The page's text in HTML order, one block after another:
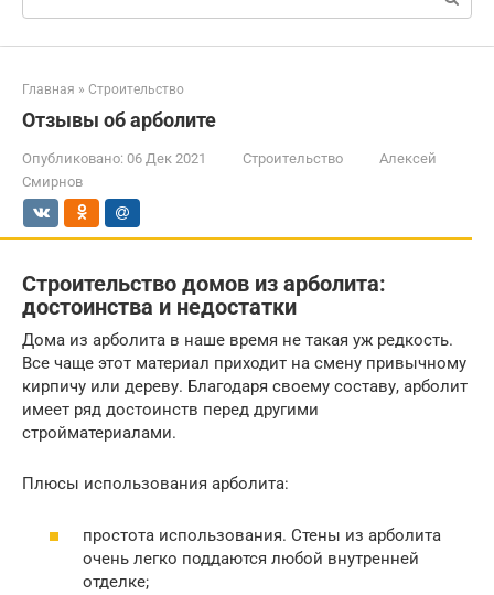
Главная » Строительство
Отзывы об арболите
Опубликовано: 06 Дек 2021 Строительство
Алексей
Смирнов
Строительство домов из арболита:
достоинства и недостатки
Дома из арболита в наше время не такая уж редкость.
Все чаще этот материал приходит на смену привычному
кирпичу или дереву. Благодаря своему составу, арболит
имеет ряд достоинств перед другими
стройматериалами.
Плюсы использования арболита:
простота использования. Стены из арболита
очень легко поддаются любой внутренней
отделке;